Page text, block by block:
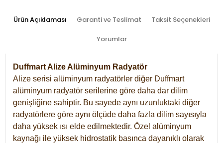
Ürün Açıklaması Garanti ve Teslimat Taksit Seçenekleri
Yorumlar
Duffmart Alize Alüminyum Radyatör
Alize serisi alüminyum radyatörler diğer Duffmart
alüminyum radyatör serilerine göre daha dar dilim
genişliğine sahiptir. Bu sayede aynı uzunluktaki diğer
radyatörlere göre aynı ölçüde daha fazla dilim sayısıyla
daha yüksek ısı elde edilmektedir. Özel alüminyum
kaynağı ile yüksek hidrostatik basınca dayanıklı olarak